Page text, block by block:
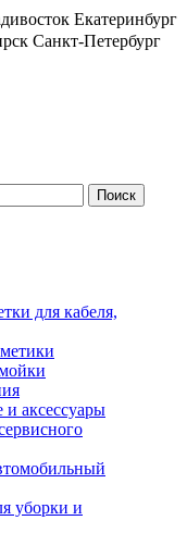
Екатеринбург
Санкт-Петербург
для кабеля,
и аксессуары
уборки и